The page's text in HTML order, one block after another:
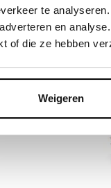
te
en
of die ze hebben
Weigeren